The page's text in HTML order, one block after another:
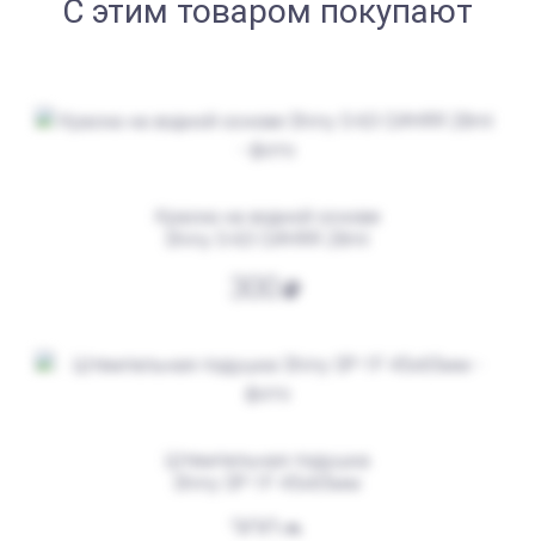
Печать ООО № Р19
С этим товаром покупают
Краска на водной основе
Штемпельная подушка
300